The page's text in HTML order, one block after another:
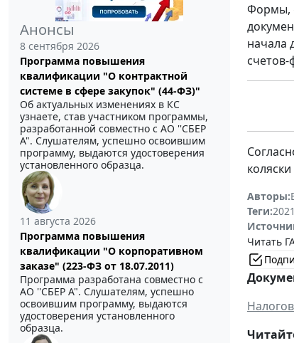
Анонсы
8 сентября 2026
Программа повышения
квалификации "О контрактной
системе в сфере закупок" (44-ФЗ)"
Об актуальных изменениях в КС
узнаете, став участником программы,
разработанной совместно с АО ''СБЕР
А". Слушателям, успешно освоившим
программу, выдаются удостоверения
установленного образца.
11 августа 2026
Программа повышения
квалификации "О корпоративном
заказе" (223-ФЗ от 18.07.2011)
Программа разработана совместно с
АО ''СБЕР А". Слушателям, успешно
освоившим программу, выдаются
удостоверения установленного
образца.
Формы,
начала
Авторы:
Теги:2021
Читать